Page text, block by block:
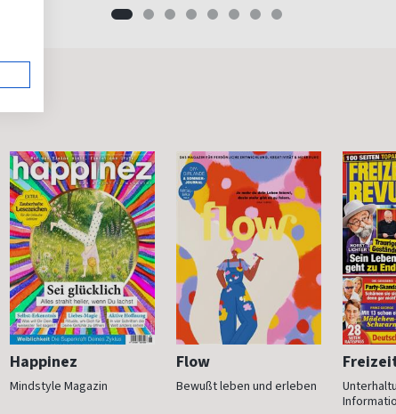
Happinez
Mindstyle Magazin
Flow
Bewußt leben und erleben